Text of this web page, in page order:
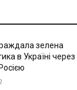
зелена
в Україні через